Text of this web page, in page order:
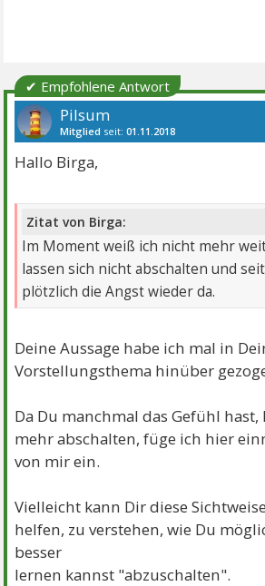
✔ Empfohlene Antwort
Pilsum
Mitglied seit:01.11.2018
Hallo Birga,
Zitat von Birga:
Im Moment weiß ich nicht mehr
lassen sich nicht abschalten und
plötzlich die Angst wieder da.
Deine Aussage habe ich mal in
Vorstellungsthema hinüber
Da Du manchmal das Gefühl
mehr abschalten, füge ich hier
von mir ein.
Vielleicht kann Dir diese
helfen, zu verstehen, wie Du
besser
lernen kannst "abzuschalten".